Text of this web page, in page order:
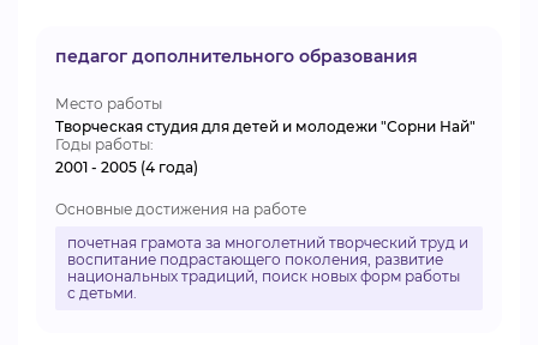
педагог дополнительного образования
Место работы
Творческая студия для детей и молодежи "Сорни Най"
Годы работы:
2001 - 2005 (4 года)
Основные достижения на работе
почетная грамота за многолетний творческий труд и
воспитание подрастающего поколения, развитие
национальных традиций, поиск новых форм работы
с детьми.